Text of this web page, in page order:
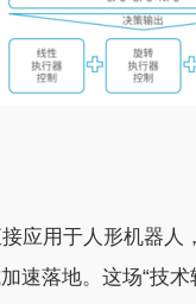
应用于人形机器
速落地。这场“技